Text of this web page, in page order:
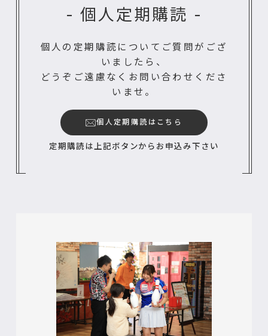
- 個人定期購読 -
個人の定期購読についてご質問がござ
いましたら、
どうぞご遠慮なくお問い合わせくださ
いませ。
個人定期購読はこちら
定期購読は上記ボタンからお申込み下さい